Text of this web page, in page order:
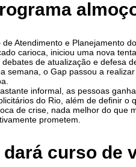
de Atendimento e Planejamento
carioca, iniciou uma nova
debates de atualização e defesa
semana, o Gap passou a
informal, as pessoas
do Rio, além de definir o
de crise, nada melhor do que
prometem.
dará curso de